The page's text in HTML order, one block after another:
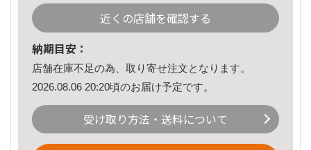
近くの店舗を確認する
納期目安：
店舗在庫不足の為、取り寄せ注文となります。
2026.08.06 20:20頃のお届け予定です。
受け取り方法・送料について